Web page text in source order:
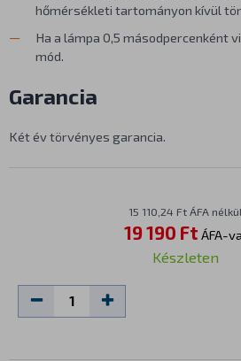
hőmérsékleti tartományon kívül
Ha a lámpa 0,5 másodpercenként
mód.
Garancia
Két év törvényes garancia.
15 110,24 Ft ÁFA nélkül
19 190 Ft ÁFA-
Készleten